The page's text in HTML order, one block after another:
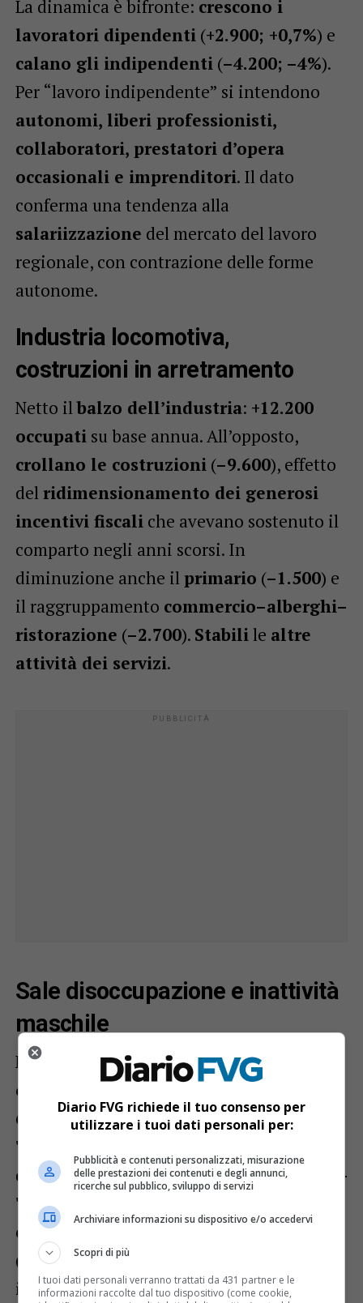
La dinamica è bifronte: crescono i
lavoratori dipendenti(+2.900; +0,7%) e
calano gli indipendenti(–4.200; –4%).
Per “lavoro indipendente” si intendono
autonomi, liberi professionisti,
collaboratori, prestatori d’opera
occasionali e imprenditori. Il dato
conferma una tendenza alla
salariizzazione del mercato del lavoro
regionale, con contrazione delle forme
autonome.
Industria locomotiva,
costruzioni in arretramento
Netto ilbalzo dell’industria: +12.200
occupatisu base annua. All’opposto,
crollano le costruzioni(–9.600), effetto
del ridimensionamento dei generosi
incentivi fiscaliche avevano sostenuto il
comparto negli anni scorsi. In
diminuzione anche il primario (–1.500) e
il raggruppamento commercio–alberghi–
ristorazione (–2.700). Stabilile altre
attività dei servizi.
Sale disoccupazione e inattività
maschile
Nel secondo trimestre 2025iltasso di
occupazione 15-64 anni
si attesta al
68,4%, con un marcatodivario di genere
74,1%
donne. Lepersone in cerca di lavoro (15-
74 anni)
con crescita più accentuata tra i
(+2.000). In lieve aumento anche gli
inattivi uomini 15-64(+2%, circa+1.600
Diario FVG richiede il tuo consenso per
utilizzare i tuoi dati personali per:
Pubblicità e contenuti personalizzati, misurazione
delle prestazioni dei contenuti e degli annunci,
ricerche sul pubblico, sviluppo di servizi
Archiviare informazioni su dispositivo e/o accedervi
Scopri di più
I tuoi dati personali verranno trattati da 431 partner e le
informazioni raccolte dal tuo dispositivo (come cookie,